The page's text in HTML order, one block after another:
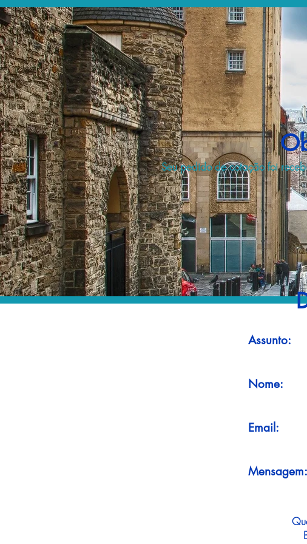
Seu pedido de cotação foi
Assunto:
Nome:
Email:
Mensagem: